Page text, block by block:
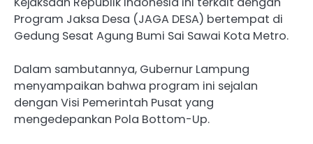
Program Jaksa Desa (JAGA DESA) bertempat di
Gedung Sesat Agung Bumi Sai Sawai Kota Metro.
Dalam sambutannya, Gubernur Lampung
menyampaikan bahwa program ini sejalan
dengan Visi Pemerintah Pusat yang
mengedepankan Pola Bottom-Up.